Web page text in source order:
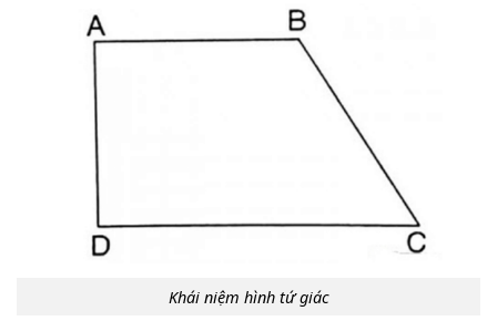
Khái niệm hình tứ giác